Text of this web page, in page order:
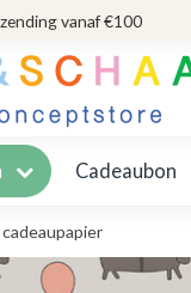
vanaf €100
Cadeaubon